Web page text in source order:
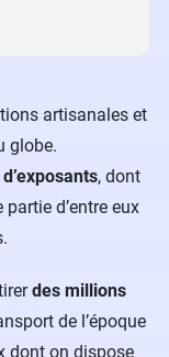
artisanales et
globe.
, dont
d’entre eux
des millions
de l’époque
dont on dispose